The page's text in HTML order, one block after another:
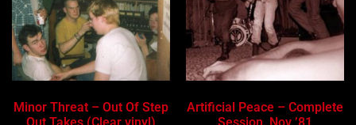
Minor Threat – Out Of Step
Artificial Peace – Complete